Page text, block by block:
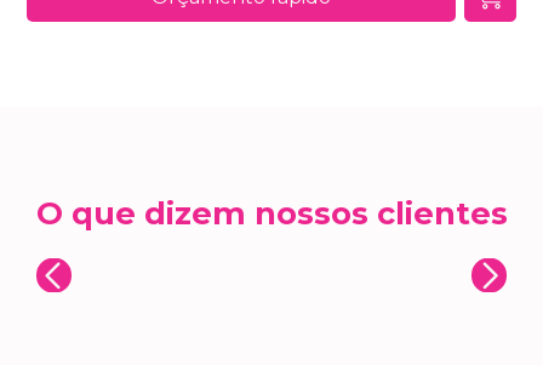
O que dizem nossos clientes